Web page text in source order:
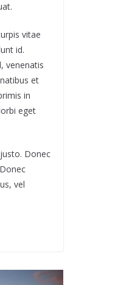
vitae
id.
venenatis
et
in
eget
Donec
vel